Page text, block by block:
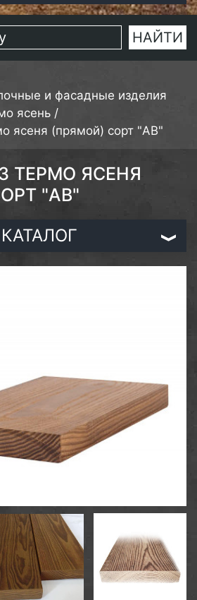
и фасадные изделия
ясень /
ясеня (прямой) сорт "AB"
ТЕРМО ЯСЕНЯ
"AB"
КАТАЛОГ